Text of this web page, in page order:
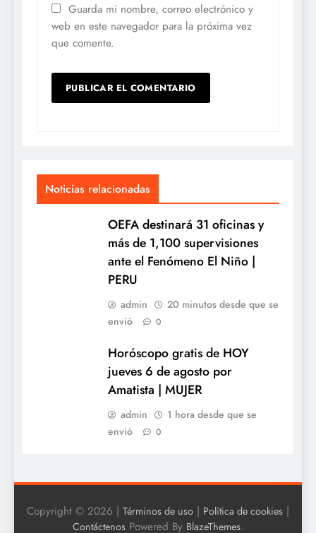
Guarda mi nombre, correo electrónico y
web en este navegador para la próxima vez
que comente.
Noticias relacionadas
OEFA destinará 31 oficinas y
más de 1,100 supervisiones
ante el Fenómeno El Niño |
PERU
admin
20 minutos desde que se
envió
0
Horóscopo gratis de HOY
jueves 6 de agosto por
Amatista | MUJER
admin
1 hora desde que se
envió
0
Copyright © 2026 | Términos de uso | Política de cookies |
ContáctenosPowered By BlazeThemes.